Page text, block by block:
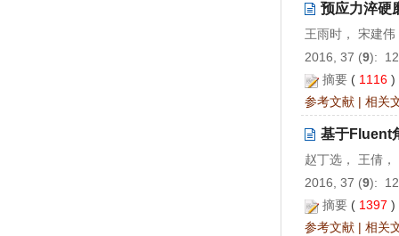
预应力淬硬
王雨时， 宋建
2016, 37 (9):
摘要 ( 1116
参考文献 | 相关
基于Fluent
赵丁选， 王倩，
2016, 37 (9):
摘要 ( 1397
参考文献 | 相关